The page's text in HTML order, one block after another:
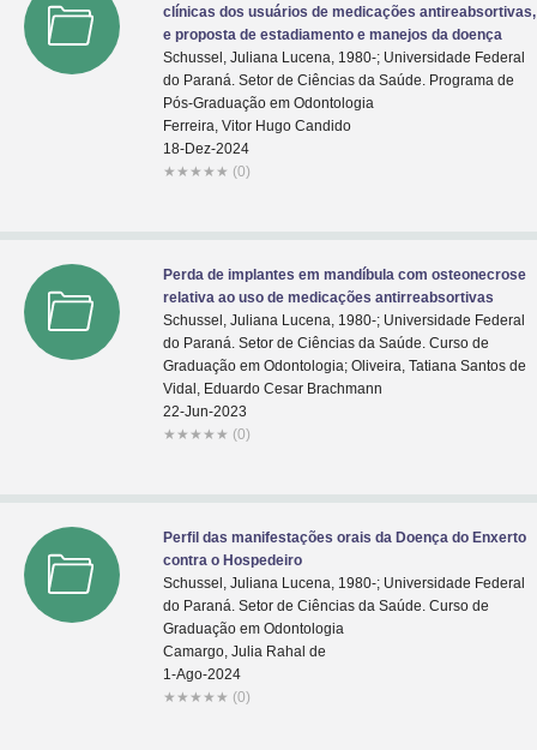
clínicas dos usuários de medicações antireabsortivas,
e proposta de estadiamento e manejos da doença
Schussel, Juliana Lucena, 1980-; Universidade Federal
do Paraná. Setor de Ciências da Saúde. Programa de
Pós-Graduação em Odontologia
Ferreira, Vitor Hugo Candido
18-Dez-2024
★ ★ ★ ★ ★ (0)
Perda de implantes em mandíbula com osteonecrose
relativa ao uso de medicações antirreabsortivas
Schussel, Juliana Lucena, 1980-; Universidade Federal
do Paraná. Setor de Ciências da Saúde. Curso de
Graduação em Odontologia; Oliveira, Tatiana Santos de
Vidal, Eduardo Cesar Brachmann
22-Jun-2023
★ ★ ★ ★ ★ (0)
Perfil das manifestações orais da Doença do Enxerto
contra o Hospedeiro
Schussel, Juliana Lucena, 1980-; Universidade Federal
do Paraná. Setor de Ciências da Saúde. Curso de
Graduação em Odontologia
Camargo, Julia Rahal de
1-Ago-2024
★ ★ ★ ★ ★ (0)